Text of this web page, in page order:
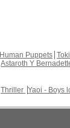
Human Puppets
Astaroth Y
Thriller Yaoi - Boys